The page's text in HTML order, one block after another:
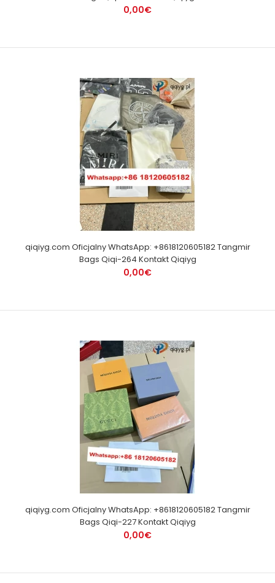
0,00€
qiqiyg.com Oficjalny WhatsApp: +8618120605182 Tangmir
Bags Qiqi-264 Kontakt Qiqiyg
0,00€
qiqiyg.com Oficjalny WhatsApp: +8618120605182 Tangmir
Bags Qiqi-227 Kontakt Qiqiyg
0,00€